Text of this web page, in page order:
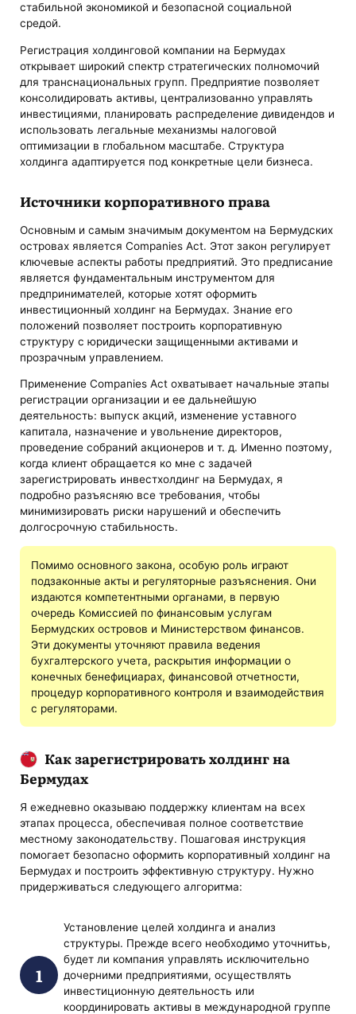
стабильной экономикой и безопасной социальной
средой.
Регистрация холдинговой компании на Бермудах
открывает широкий спектр стратегических полномочий
для транснациональных групп. Предприятие позволяет
консолидировать активы, централизованно управлять
инвестициями, планировать распределение дивидендов и
использовать легальные механизмы налоговой
оптимизации в глобальном масштабе. Структура
холдинга адаптируется под конкретные цели бизнеса.
Источники корпоративного права
Основным и самым значимым документом на Бермудских
островах является Companies Act. Этот закон регулирует
ключевые аспекты работы предприятий. Это предписание
является фундаментальным инструментом для
предпринимателей, которые хотят оформить
инвестиционный холдинг на Бермудах. Знание его
положений позволяет построить корпоративную
структуру с юридически защищенными активами и
прозрачным управлением.
Применение Companies Act охватывает начальные этапы
регистрации организации и ее дальнейшую
деятельность: выпуск акций, изменение уставного
капитала, назначение и увольнение директоров,
проведение собраний акционеров и т. д. Именно поэтому,
когда клиент обращается ко мне с задачей
зарегистрировать инвестхолдинг на Бермудах, я
подробно разъясняю все требования, чтобы
минимизировать риски нарушений и обеспечить
долгосрочную стабильность.
Помимо основного закона, особую роль играют
подзаконные акты и регуляторные разъяснения. Они
издаются компетентными органами, в первую
очередь Комиссией по финансовым услугам
Бермудских островов и Министерством финансов.
Эти документы уточняют правила ведения
бухгалтерского учета, раскрытия информации о
конечных бенефициарах, финансовой отчетности,
процедур корпоративного контроля и взаимодействия
с регуляторами.
Как зарегистрировать холдинг на
Бермудах
Я ежедневно оказываю поддержку клиентам на всех
этапах процесса, обеспечивая полное соответствие
местному законодательству. Пошаговая инструкция
помогает безопасно оформить корпоративный холдинг на
Бермудах и построить эффективную структуру. Нужно
придерживаться следующего алгоритма:
Установление целей холдинга и анализ
структуры. Прежде всего необходимо уточнитьь,
будет ли компания управлять исключительно
дочерними предприятиями, осуществлять
инвестиционную деятельность или
координировать активы в международной группе